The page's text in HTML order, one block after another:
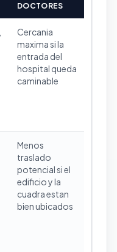
DOCTORES
Cercania
maxima si la
entrada del
hospital queda
caminable
Menos
traslado
potencial si el
edificio y la
cuadra estan
bien ubicados